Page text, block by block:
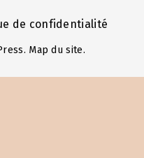
de confidentialité
. Map du site.